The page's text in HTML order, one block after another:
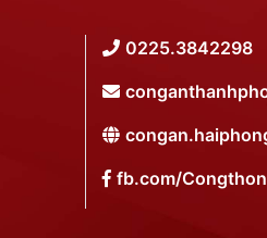
0225.3842298
fb.com/